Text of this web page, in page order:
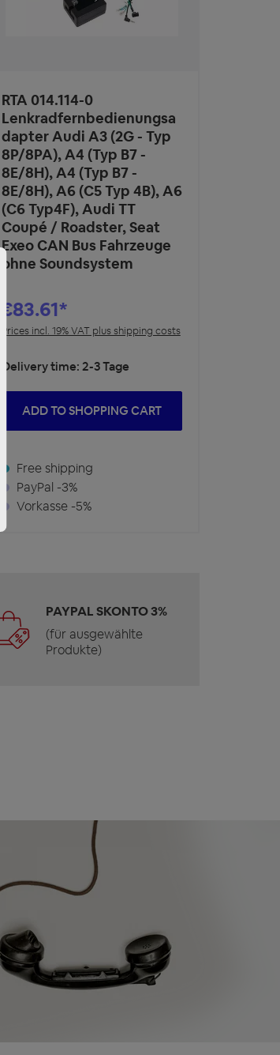
RTA 014.114-0
Lenkradfernbedienungsa
dapter Audi A3 (2G - Typ
8P/8PA), A4 (Typ B7 -
8E/8H), A4 (Typ B7 -
8E/8H), A6 (C5 Typ 4B), A6
(C6 Typ4F), Audi TT
Coupé / Roadster, Seat
Exeo CAN Bus Fahrzeuge
ohne Soundsystem
€83.61*
Prices incl. 19% VAT plus shipping costs
Delivery time: 2-3 Tage
ADD TO SHOPPING CART
Free shipping
PayPal -3%
Vorkasse -5%
PAYPAL SKONTO 3%
(für ausgewählte
Produkte)